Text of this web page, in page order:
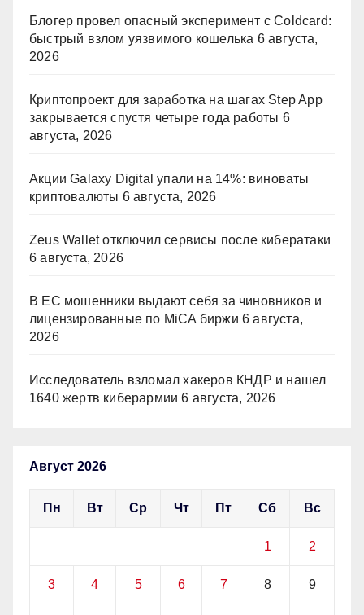
Блогер провел опасный эксперимент с Coldcard:
быстрый взлом уязвимого кошелька 6 августа,
2026
Криптопроект для заработка на шагах Step App
закрывается спустя четыре года работы 6
августа, 2026
Акции Galaxy Digital упали на 14%: виноваты
криптовалюты 6 августа, 2026
Zeus Wallet отключил сервисы после кибератаки
6 августа, 2026
В ЕС мошенники выдают себя за чиновников и
лицензированные по MiCA биржи 6 августа,
2026
Исследователь взломал хакеров КНДР и нашел
1640 жертв киберармии 6 августа, 2026
Август 2026
Пн Вт Ср Чт Пт Сб Вс
1 2
3 4 5 6 7 8 9